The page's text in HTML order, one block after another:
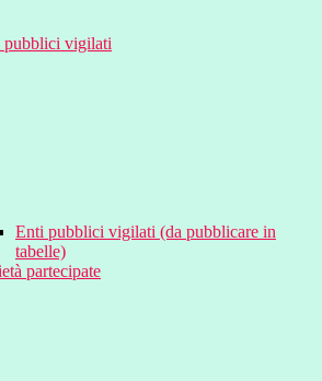
pubblici vigilati
Enti pubblici vigilati (da pubblicare in
tabelle)
partecipate